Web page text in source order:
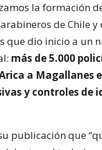
la formación
de Chile y
que dio inicio a un
más de 5.000
a Magallanes
y controles de
publicación que